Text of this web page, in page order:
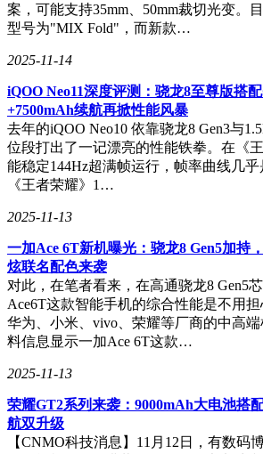
案，可能支持35mm、50mm裁切光变。
型号为"MIX Fold"，而新款…
2025-11-14
iQOO Neo11深度评测：骁龙8至尊版搭
+7500mAh续航再掀性能风暴
去年的iQOO Neo10 依靠骁龙8 Gen3与
位段打出了一记漂亮的性能铁拳。在《
能稳定144Hz超满帧运行，帧率曲线几
《王者荣耀》1…
2025-11-13
一加Ace 6T新机曝光：骁龙8 Gen5加持
炫联名配色来袭
对此，在笔者看来，在高通骁龙8 Gen5
Ace6T这款智能手机的综合性能是不用
华为、小米、vivo、荣耀等厂商的中高
料信息显示一加Ace 6T这款…
2025-11-13
荣耀GT2系列来袭：9000mAh大电池搭
航双升级
【CNMO科技消息】11月12日，有数码